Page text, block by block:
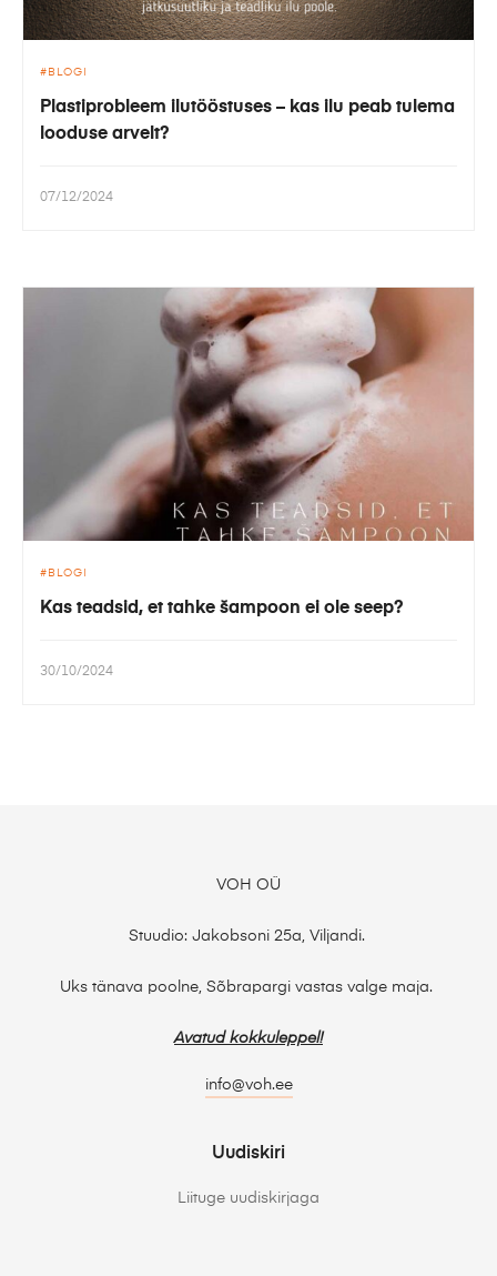
BLOGI
Plastiprobleem ilutööstuses – kas ilu peab tulema
looduse arvelt?
07/12/2024
BLOGI
Kas teadsid, et tahke šampoon ei ole seep?
30/10/2024
VOH OÜ
Stuudio: Jakobsoni 25a, Viljandi.
Uks tänava poolne, Sõbrapargi vastas valge maja.
Avatud kokkuleppel!
info@voh.ee
Uudiskiri
Liituge uudiskirjaga